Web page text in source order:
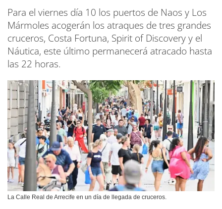
Para el viernes día 10 los puertos de Naos y Los
Mármoles acogerán los atraques de tres grandes
cruceros, Costa Fortuna, Spirit of Discovery y el
Náutica, este último permanecerá atracado hasta
las 22 horas.
La Calle Real de Arrecife en un día de llegada de cruceros.